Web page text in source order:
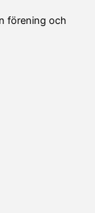
förening och